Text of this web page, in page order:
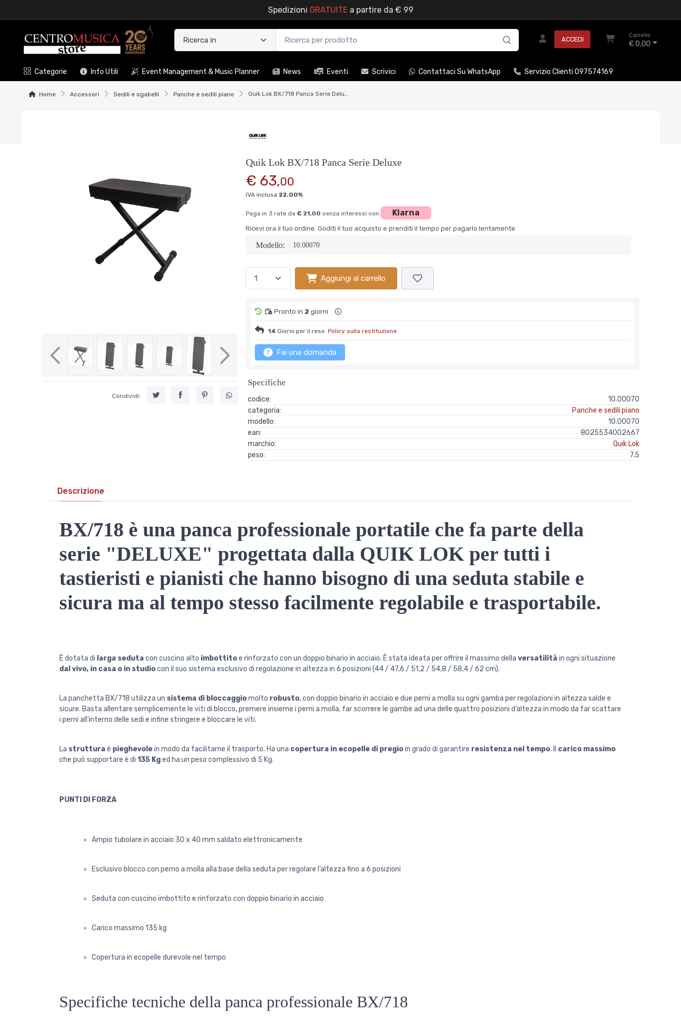
Spedizioni GRATUITEa partire da € 99
ACCEDI
Carrello
€ 0,00
Categorie Info Utili Event Management & Music Planner News Eventi Scrivici Contattaci Su WhatsApp Servizio Clienti 097574169
Home Accessori Sedili e sgabelli Panche e sedili piano Quik Lok BX/718 Panca Serie Deluxe
Previous Next
Condividi:
Quik Lok BX/718 Panca Serie Deluxe
€ 63,00
IVA inclusa 22.00%
Paga in 3 rate da€ 21,00 senza interessi con Klarna
Ricevi ora il tuo ordine. Goditi il tuo acquisto e prenditi il tempo per pagarlo lentamente
Modello: 10.00070
Aggiungi al carrello
Pronto in 2 giorni
14 Giorni per il reso.Policy sulla restituzione
Fai una domanda
Specifiche
codice:
10.00070
categoria:
Panche e sedili piano
modello:
10.00070
ean:
8025534002667
marchio:
Quik Lok
peso:
7,5
Descrizione
BX/718 è una panca professionale portatile che fa parte della
serie "DELUXE" progettata dalla QUIK LOK per tutti i
tastieristi e pianisti che hanno bisogno di una seduta stabile e
sicura ma al tempo stesso facilmente regolabile e trasportabile.
È dotata di larga seduta con cuscino alto imbottitoe rinforzato con un doppio binario in acciaio. È stata ideata per offrire il massimo della versatilità in ogni situazione
dal vivo, in casa o in studiocon il suo sistema esclusivo di regolazione in altezza in 6 posizioni (44 / 47,6 / 51,2 / 54,8 / 58,4 / 62 cm).
La panchetta BX/718 utilizza un sistema di bloccaggiomolto robusto, con doppio binario in acciaio e due perni a molla su ogni gamba per regolazioni in altezza salde e
sicure. Basta allentare semplicemente le viti di blocco, premere insieme i perni a molla, far scorrere le gambe ad una delle quattro posizioni d’altezza in modo da far scattare
i perni all’interno delle sedi e infine stringere e bloccare le viti.
La struttura è pieghevolein modo da facilitarne il trasporto. Ha una copertura in ecopelle di pregioin grado di garantire resistenza nel tempo. Il carico massimo
che può supportare è di 135 Kged ha un peso complessivo di 5 Kg.
PUNTI DI FORZA
Ampio tubolare in acciaio 30 x 40 mm saldato elettronicamente
Esclusivo blocco con perno a molla alla base della seduta per regolare l’altezza fino a 6 posizioni
Seduta con cuscino imbottito e rinforzato con doppio binario in acciaio
Carico massimo 135 kg
Copertura in ecopelle durevole nel tempo
Specifiche tecniche della panca professionale BX/718